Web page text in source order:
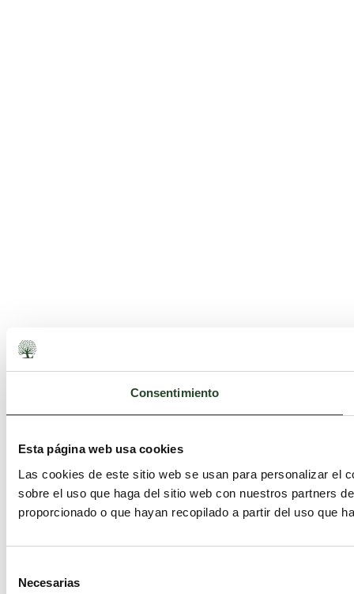
Consentimiento
Esta página web usa cookies
Las cookies de este sitio web se usan para personalizar el
sobre el uso que haga del sitio web con nuestros partners
proporcionado o que hayan recopilado a partir del uso que
Necesarias